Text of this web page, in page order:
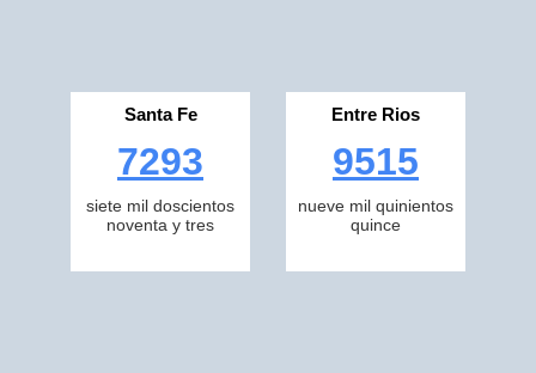
Santa Fe
7293
siete mil doscientos
noventa y tres
Entre Rios
9515
nueve mil quinientos
quince